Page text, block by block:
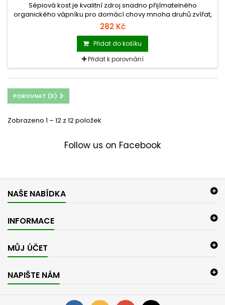
Sépiová kost je kvalitní zdroj snadno přijímatelného
organického vápníku pro domácí chovy mnoha druhů zvířat,
obzvláště pro papoušky, želvy, ještěry, hlemýždě.
282 Kč
Přidat do košíku
Přidat k porovnání
POROVNAT (0)
Zobrazeno 1 – 12 z 12 položek
Follow us on Facebook
NAŠE NABÍDKA
INFORMACE
MŮJ ÚČET
NAPIŠTE NÁM